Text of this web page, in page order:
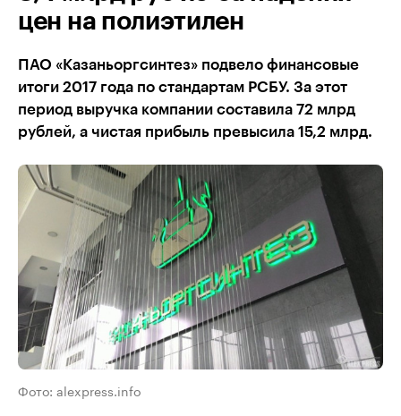
цен на полиэтилен
ПАО «Казаньоргсинтез» подвело финансовые
итоги 2017 года по стандартам РСБУ. За этот
период выручка компании составила 72 млрд
рублей, а чистая прибыль превысила 15,2 млрд.
Фото: alexpress.info